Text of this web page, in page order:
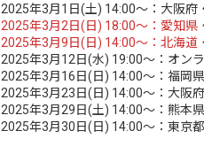
2025年3月1日(土) 14:00～：大阪府
2025年3月2日(日) 18:00～：愛知
2025年3月9日(日) 14:00～：北海
2025年3月12日(水) 19:00～：オン
2025年3月16日(日) 14:00～：福岡
2025年3月23日(日) 14:00～：大阪
2025年3月29日(土) 14:00～：熊本
2025年3月30日(日) 14:00～：東京